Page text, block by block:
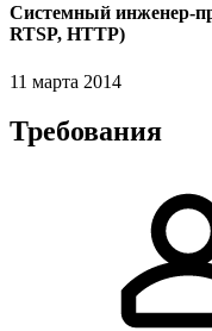
Системный инженер-
RTSP, HTTP)
11 марта 2014
Требования